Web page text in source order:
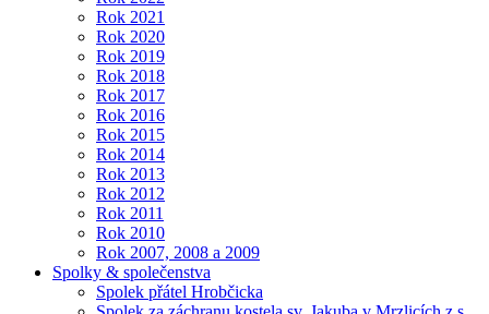
Rok 2021
Rok 2020
Rok 2019
Rok 2018
Rok 2017
Rok 2016
Rok 2015
Rok 2014
Rok 2013
Rok 2012
Rok 2011
Rok 2010
Rok 2007, 2008 a 2009
Spolky & společenstva
Spolek přátel Hrobčicka